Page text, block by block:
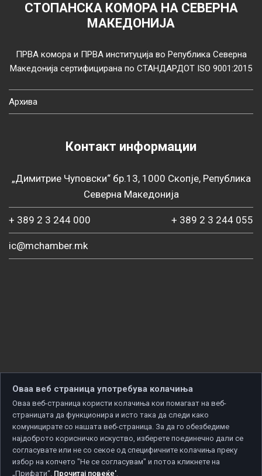
СТОПАНСКА КОМОРА НА СЕВЕРНА
МАКЕДОНИЈА
ПРВА комора и ПРВА институција во Република Северна
Македонија сертифицирана по СТАНДАРДОТ ISO 9001:2015
Архива
Контакт информации
„Димитрие Чуповски“ бр.13, 1000 Скопје, Република
Северна Македонија
+ 389 2 3 244 000 + 389 2 3 244 055
ic@mchamber.mk
Оваа веб страница употребува колачиња
Оваа веб-страница користи колачиња кои помагаат на веб-
страницата да функционира и исто така да следи како
комуницирате со нашата веб-страница. За да го обезбедиме
најдоброто корисничко искуство, изберете поединечно дали се
согласувате или не со секое од специфичните колачиња преку
избор на копчето "Не се согласувам" и потоа кликнете на
„Прифати“. Прочитај повеќе'.